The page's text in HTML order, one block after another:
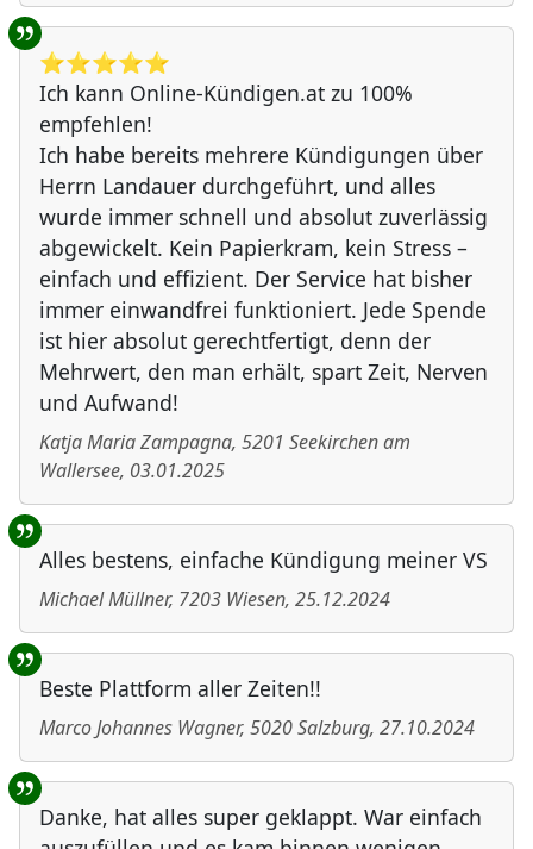
⭐️⭐️⭐️⭐️⭐️
Ich kann Online-Kündigen.at zu 100%
empfehlen!
Ich habe bereits mehrere Kündigungen über
Herrn Landauer durchgeführt, und alles
wurde immer schnell und absolut zuverlässig
abgewickelt. Kein Papierkram, kein Stress –
einfach und effizient. Der Service hat bisher
immer einwandfrei funktioniert. Jede Spende
ist hier absolut gerechtfertigt, denn der
Mehrwert, den man erhält, spart Zeit, Nerven
und Aufwand!
Katja Maria Zampagna, 5201 Seekirchen am
Wallersee, 03.01.2025
Alles bestens, einfache Kündigung meiner VS
Michael Müllner, 7203 Wiesen, 25.12.2024
Beste Plattform aller Zeiten!!
Marco Johannes Wagner, 5020Salzburg, 27.10.2024
Danke, hat alles super geklappt. War einfach